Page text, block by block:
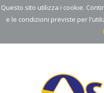
Questo sito utilizza i cookie.
e le condizioni previste per